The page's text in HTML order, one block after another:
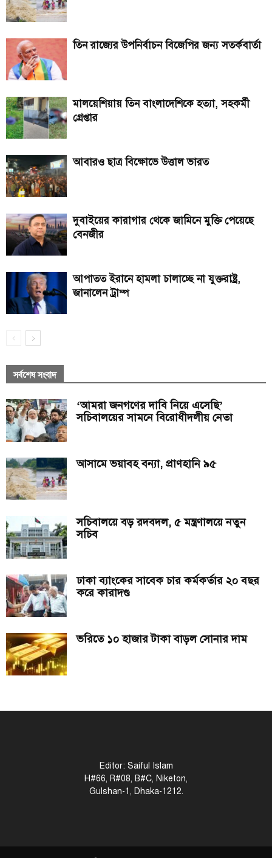
তিন রাজ্যের উপনির্বাচন বিজেপির জন্য সতর্কবার্তা
মালয়েশিয়ায় তিন বাংলাদেশিকে হত্যা, সহকর্মী
গ্রেপ্তার
আবারও ছাত্র বিক্ষোভে উত্তাল ভারত
দুবাইয়ের কারাগার থেকে জামিনে মুক্তি পেয়েছে
বেনজীর
আপাতত ইরানে হামলা চালাচ্ছে না যুক্তরাষ্ট্র,
জানালেন ট্রাম্প
সর্বশেষ সংবাদ
‘আমরা জনগণের দাবি নিয়ে এসেছি’
সচিবালয়ের সামনে বিরোধীদলীয় নেতা
আসামে ভয়াবহ বন্যা, প্রাণহানি ৯৫
সচিবালয়ে বড় রদবদল, ৫ মন্ত্রণালয়ে নতুন
সচিব
ঢাকা ব্যাংকের সাবেক চার কর্মকর্তার ২০ বছর
করে কারাদণ্ড
ভরিতে ১০ হাজার টাকা বাড়ল সোনার দাম
Editor: Saiful Islam
H#66, R#08, B#C, Niketon,
Gulshan-1, Dhaka-1212.